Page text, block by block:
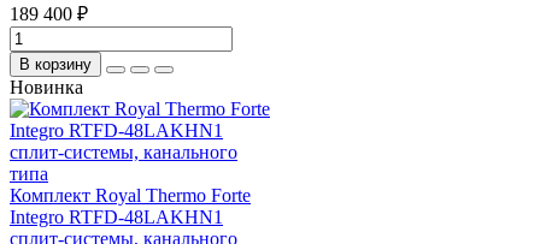
189 400 ₽
В корзину
Новинка
Комплект Royal Thermo Forte
Integro RTFD-48LAKHN1
сплит-системы, канального